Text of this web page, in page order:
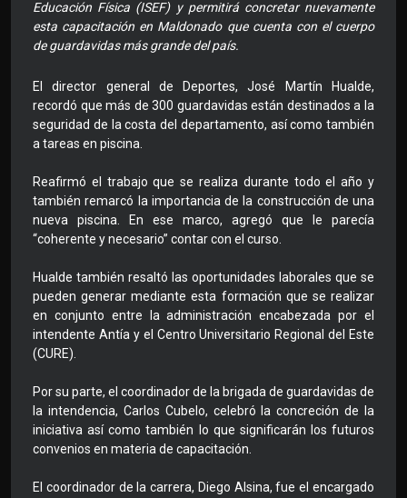
Educación Física (ISEF) y permitirá concretar nuevamente
esta capacitación en Maldonado que cuenta con el cuerpo
de guardavidas más grande del país.
El director general de Deportes, José Martín Hualde,
recordó que más de 300 guardavidas están destinados a la
seguridad de la costa del departamento, así como también
a tareas en piscina.
Reafirmó el trabajo que se realiza durante todo el año y
también remarcó la importancia de la construcción de una
nueva piscina. En ese marco, agregó que le parecía
“coherente y necesario” contar con el curso.
Hualde también resaltó las oportunidades laborales que se
pueden generar mediante esta formación que se realizar
en conjunto entre la administración encabezada por el
intendente Antía y el Centro Universitario Regional del Este
(CURE).
Por su parte, el coordinador de la brigada de guardavidas de
la intendencia, Carlos Cubelo, celebró la concreción de la
iniciativa así como también lo que significarán los futuros
convenios en materia de capacitación.
El coordinador de la carrera, Diego Alsina, fue el encargado